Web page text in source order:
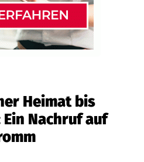
Heimat bis
Nachruf auf